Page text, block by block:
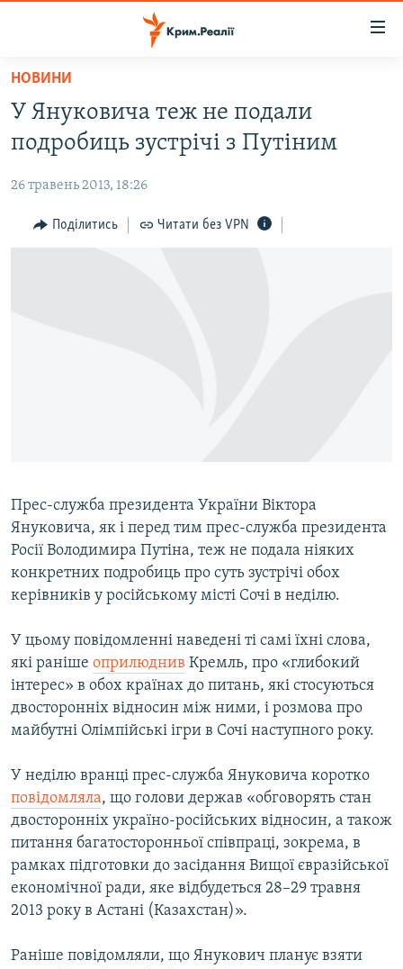
Перейти
основного
матеріалу
Перейти
до
навігації
Перейти
ВОДА.КРИМ
ВІДЕО ТА ФОТО
ПОЛІТИКА
БЛОГИ
ІНФОГРАФІКА
ДОЛУЧАЙСЯ!
Усі сайти RFE/RL
НОВИНИ
У Януковича теж не подали
подробиць зустрічі з Путіним
26 травень 2013, 18:26
Поділитись Читати без VPN
Прес-служба президента України Віктора
Януковича, як і перед тим прес-служба президента
Росії Володимира Путіна, теж не подала ніяких
конкретних подробиць про суть зустрічі обох
керівників у російському місті Сочі в неділю.
У цьому повідомленні наведені ті самі їхні слова,
які раніше оприлюднив Кремль, про «глибокий
інтерес» в обох країнах до питань, які стосуються
двосторонніх відносин між ними, і розмова про
майбутні Олімпійські ігри в Сочі наступного року.
У неділю вранці прес-служба Януковича коротко
повідомляла, що голови держав «обговорять стан
двосторонніх україно-російських відносин, а також
питання багатосторонньої співпраці, зокрема, в
рамках підготовки до засідання Вищої євразійської
економічної ради, яке відбудеться 28–29 травня
2013 року в Астані (Казахстан)».
Раніше повідомляли, що Янукович планує взяти